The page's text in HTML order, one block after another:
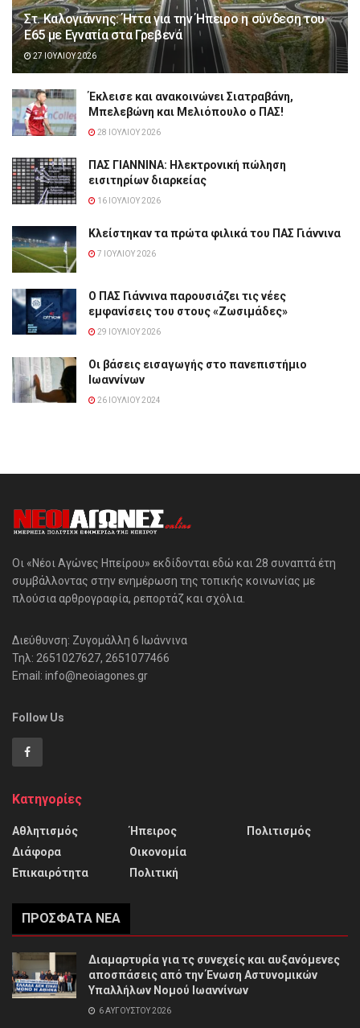
Στ. Καλογιάννης: Ήττα για την Ήπειρο η σύνδεση του
Ε65 με Εγνατία στα Γρεβενά
27 ΙΟΥΛΊΟΥ 2026
Έκλεισε και ανακοινώνει Σιατραβάνη,
Μπελεβώνη και Μελιόπουλο ο ΠΑΣ!
28 ΙΟΥΛΊΟΥ 2026
ΠΑΣ ΓΙΑΝΝΙΝΑ: Hλεκτρονική πώληση
εισιτηρίων διαρκείας
16 ΙΟΥΛΊΟΥ 2026
Κλείστηκαν τα πρώτα φιλικά του ΠΑΣ Γιάννινα
7 ΙΟΥΛΊΟΥ 2026
Ο ΠΑΣ Γιάννινα παρουσιάζει τις νέες
εμφανίσεις του στους «Ζωσιμάδες»
29 ΙΟΥΛΊΟΥ 2026
Οι βάσεις εισαγωγής στο πανεπιστήμιο
Ιωαννίνων
26 ΙΟΥΛΊΟΥ 2024
Οι «Νέοι Αγώνες Ηπείρου» εκδίδονται εδώ και 28 συναπτά έτη
συμβάλλοντας στην ενημέρωση της τοπικής κοινωνίας με
πλούσια αρθρογραφία, ρεπορτάζ και σχόλια.
Διεύθυνση: Ζυγομάλλη 6 Ιωάννινα
Τηλ: 2651027627, 2651077466
Email: info@neoiagones.gr
Follow Us
Κατηγορίες
Αθλητισμός
Διάφορα
Επικαιρότητα
Ήπειρος
Οικονομία
Πολιτική
Πολιτισμός
ΠΡΌΣΦΑΤΑ ΝΈΑ
Διαμαρτυρία για τς συνεχείς και αυξανόμενες
αποσπάσεις από την Ένωση Αστυνομικών
Υπαλλήλων Νομού Ιωαννίνων
6 ΑΥΓΟΎΣΤΟΥ 2026